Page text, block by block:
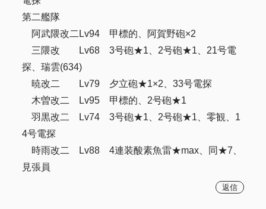
第二艦隊
阿武隈改二Lv94 甲標的、阿賀野砲×2
三隈改 Lv68 3号砲★1、2号砲★1、21号電
探、瑞雲(634)
暁改二 Lv79 夕立砲★1×2、33号電探
木曽改二 Lv95 甲標的、2号砲★1
羽黒改二 Lv74 3号砲★1、2号砲★1、零観、1
4号電探
時雨改二 Lv88 4連装酸素魚雷★max、同★7、
見張員
返信